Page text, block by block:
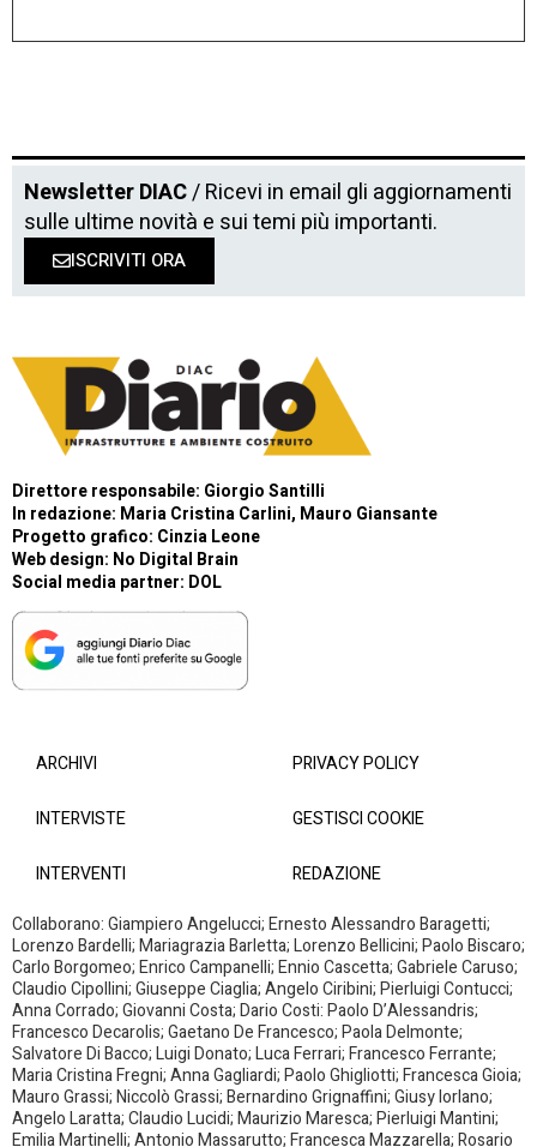
Newsletter DIAC/ Ricevi in email gli aggiornamenti
sulle ultime novità e sui temi più importanti.
ISCRIVITI ORA
Direttore responsabile: Giorgio Santilli
In redazione: Maria Cristina Carlini, Mauro Giansante
Progetto grafico: Cinzia Leone
Web design: No Digital Brain
Social media partner: DOL
ARCHIVI
INTERVISTE
INTERVENTI
PRIVACY POLICY
GESTISCI COOKIE
REDAZIONE
Collaborano: Giampiero Angelucci; Ernesto Alessandro Baragetti;
Lorenzo Bardelli; Mariagrazia Barletta; Lorenzo Bellicini; Paolo Biscaro;
Carlo Borgomeo; Enrico Campanelli; Ennio Cascetta; Gabriele Caruso;
Claudio Cipollini; Giuseppe Ciaglia; Angelo Ciribini; Pierluigi Contucci;
Anna Corrado; Giovanni Costa; Dario Costi: Paolo D’Alessandris;
Francesco Decarolis; Gaetano De Francesco; Paola Delmonte;
Salvatore Di Bacco; Luigi Donato; Luca Ferrari; Francesco Ferrante;
Maria Cristina Fregni; Anna Gagliardi; Paolo Ghigliotti; Francesca Gioia;
Mauro Grassi; Niccolò Grassi; Bernardino Grignaffini; Giusy Iorlano;
Angelo Laratta; Claudio Lucidi; Maurizio Maresca; Pierluigi Mantini;
Emilia Martinelli; Antonio Massarutto; Francesca Mazzarella; Rosario